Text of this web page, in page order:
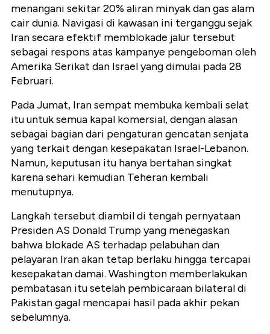
menangani sekitar 20% aliran minyak dan gas alam
cair dunia. Navigasi di kawasan ini terganggu sejak
Iran secara efektif memblokade jalur tersebut
sebagai respons atas kampanye pengeboman oleh
Amerika Serikat dan Israel yang dimulai pada 28
Februari.
Pada Jumat, Iran sempat membuka kembali selat
itu untuk semua kapal komersial, dengan alasan
sebagai bagian dari pengaturan gencatan senjata
yang terkait dengan kesepakatan Israel-Lebanon.
Namun, keputusan itu hanya bertahan singkat
karena sehari kemudian Teheran kembali
menutupnya.
Langkah tersebut diambil di tengah pernyataan
Presiden AS Donald Trump yang menegaskan
bahwa blokade AS terhadap pelabuhan dan
pelayaran Iran akan tetap berlaku hingga tercapai
kesepakatan damai. Washington memberlakukan
pembatasan itu setelah pembicaraan bilateral di
Pakistan gagal mencapai hasil pada akhir pekan
sebelumnya.